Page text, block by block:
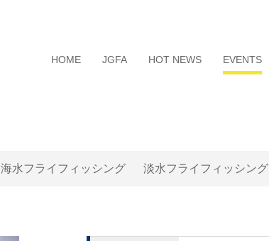
HOME JGFA HOT NEWS EVENTS
海水フライフィッシング 淡水フライフィッシング